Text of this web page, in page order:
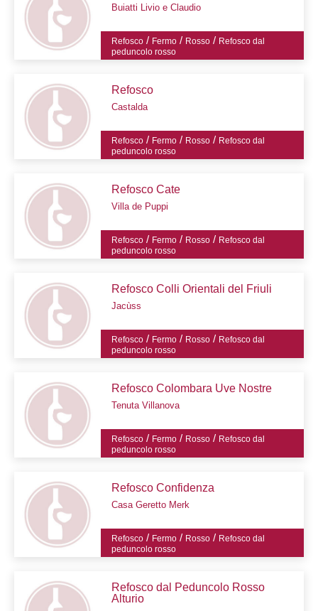
Buiatti Livio e Claudio
Refosco / Fermo / Rosso / Refosco dal
peduncolo rosso
Refosco
Castalda
Refosco / Fermo / Rosso / Refosco dal
peduncolo rosso
Refosco Cate
Villa de Puppi
Refosco / Fermo / Rosso / Refosco dal
peduncolo rosso
Refosco Colli Orientali del Friuli
Jacùss
Refosco / Fermo / Rosso / Refosco dal
peduncolo rosso
Refosco Colombara Uve Nostre
Tenuta Villanova
Refosco / Fermo / Rosso / Refosco dal
peduncolo rosso
Refosco Confidenza
Casa Geretto Merk
Refosco / Fermo / Rosso / Refosco dal
peduncolo rosso
Refosco dal Peduncolo Rosso
Alturio